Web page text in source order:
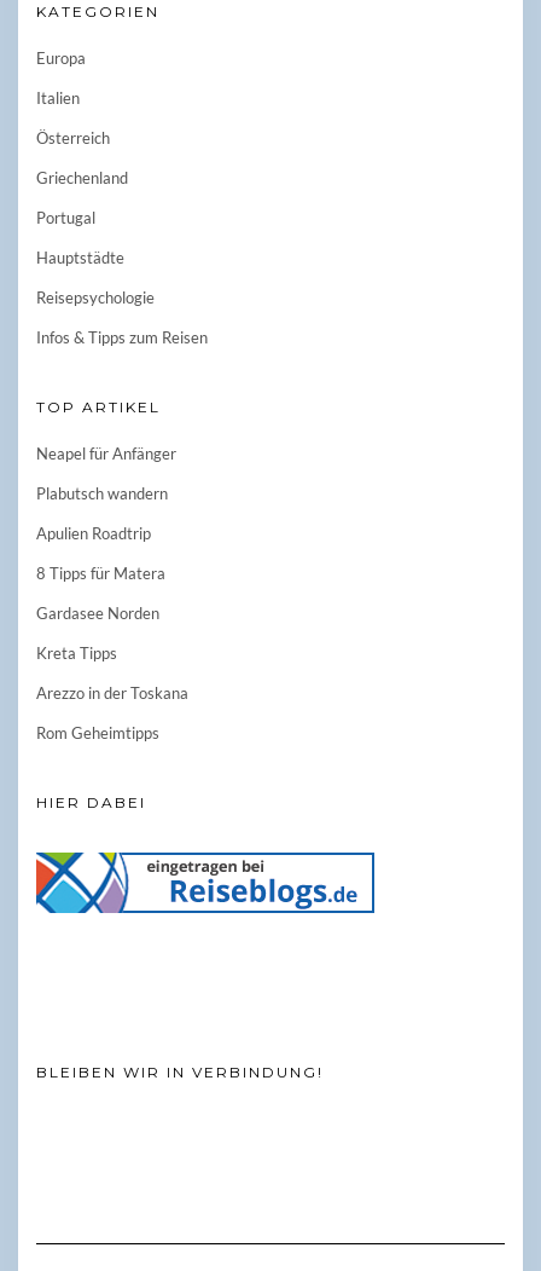
KATEGORIEN
Europa
Italien
Österreich
Griechenland
Portugal
Hauptstädte
Reisepsychologie
Infos & Tipps zum Reisen
TOP ARTIKEL
Neapel für Anfänger
Plabutsch wandern
Apulien Roadtrip
8 Tipps für Matera
Gardasee Norden
Kreta Tipps
Arezzo in der Toskana
Rom Geheimtipps
HIER DABEI
BLEIBEN WIR IN VERBINDUNG!